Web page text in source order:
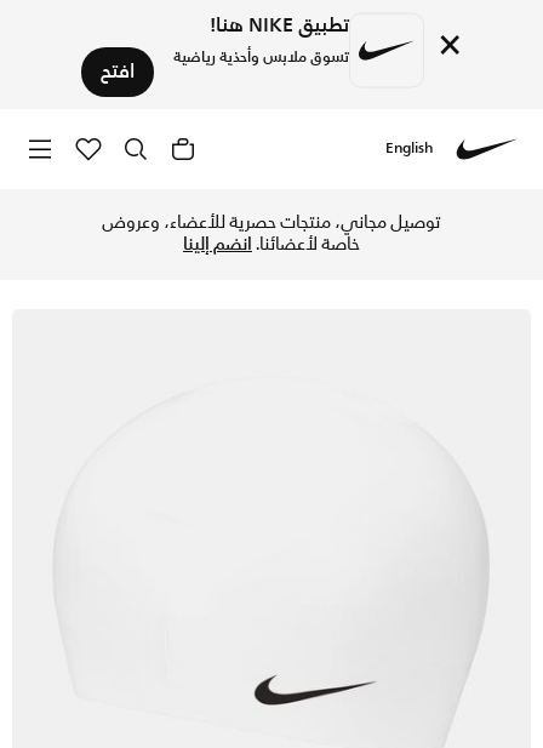
× تطبيق NIKE هنا!
تسوق ملابس وأحذية رياضية افتح
English
توصيل مجاني، منتجات حصرية للأعضاء، وعروض
خاصة لأعضائنا.انضم إلينا